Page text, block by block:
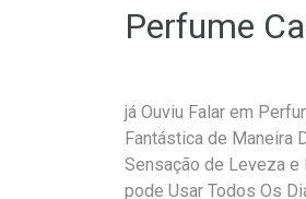
Perfume
já Ouviu Falar em
Fantástica de Maneira
Sensação de Leveza e
pode Usar Todos Os